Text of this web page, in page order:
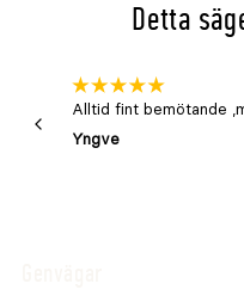
Detta
Alltid fint bemötande
Yngve